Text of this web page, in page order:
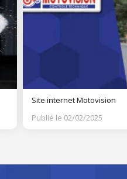
Site internet Motovision
Publié le 02/02/2025